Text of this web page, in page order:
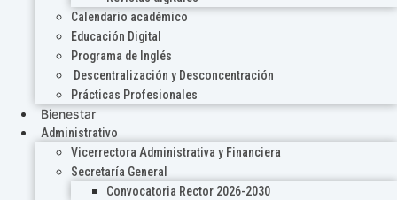
Calendario académico
Educación Digital
Programa de Inglés
Descentralización y Desconcentración
Prácticas Profesionales
Bienestar
Administrativo
Vicerrectora Administrativa y Financiera
Secretaría General
Convocatoria Rector 2026-2030